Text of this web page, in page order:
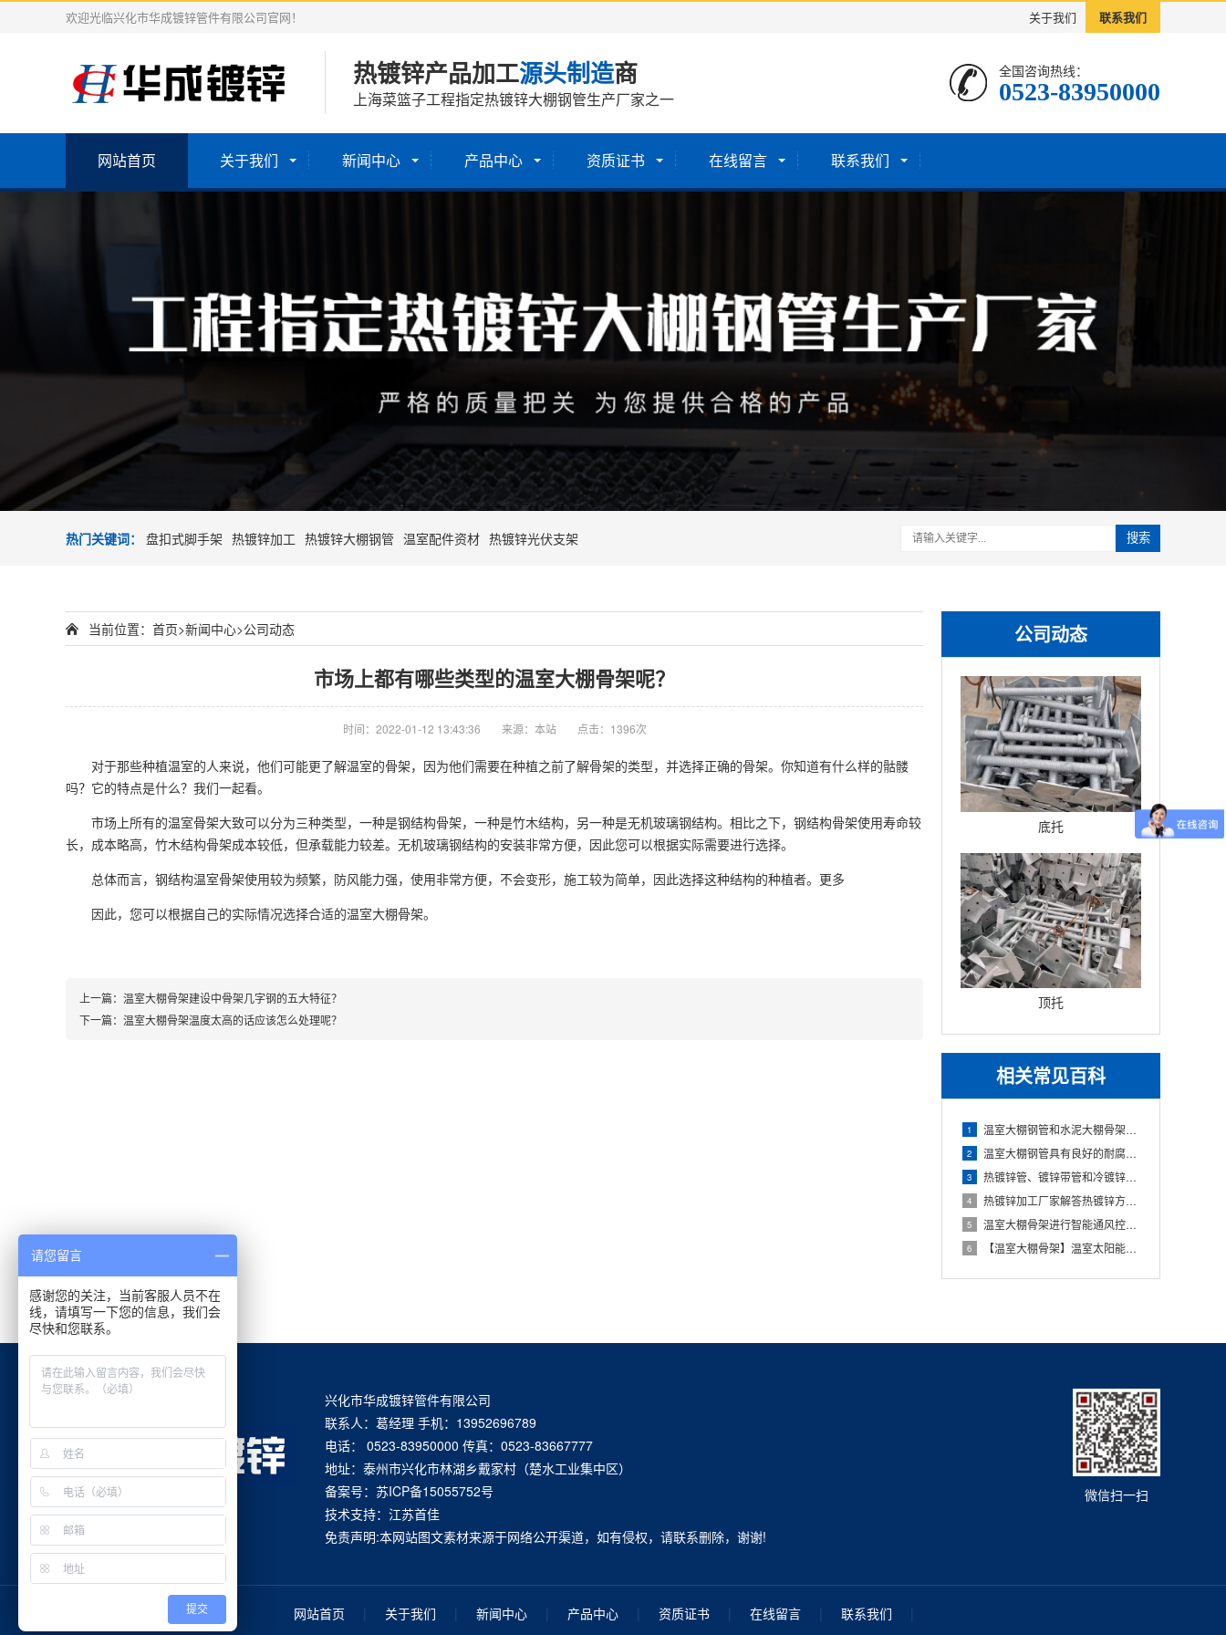
关于我们 联系我们
欢迎光临兴化市华成镀锌管件有限公司官网！
热镀锌产品加工源头制造商
上海菜篮子工程指定热镀锌大棚钢管生产厂家之一
全国咨询热线：
0523-83950000
网站首页 关于我们 新闻中心 产品中心 资质证书 在线留言 联系我们
热门关键词： 盘扣式脚手架 热镀锌加工 热镀锌大棚钢管 温室配件资材 热镀锌光伏支架 搜索
公司动态
底托
顶托
相关常见百科
1 温室大棚钢管和水泥大棚骨架对比
2 温室大棚钢管具有良好的耐腐蚀性
3 热镀锌管、镀锌带管和冷镀锌有什么不同?热镀锌加工厂家为你解答
4 热镀锌加工厂家解答热镀锌方管是什么?
5 温室大棚骨架进行智能通风控温机安装与使用信息技术
6 【温室大棚骨架】温室太阳能储存与利用技术
当前位置： 首页>新闻中心>公司动态
市场上都有哪些类型的温室大棚骨架呢？
时间：2022-01-12 13:43:36 来源：本站 点击：1396次
对于那些种植温室的人来说，他们可能更了解温室的骨架，因为他们需要在种植之前了解骨架的类型，并选择正确的骨架。你知道有什么样的骷髅
吗？它的特点是什么？我们一起看。
市场上所有的温室骨架大致可以分为三种类型，一种是钢结构骨架，一种是竹木结构，另一种是无机玻璃钢结构。相比之下，钢结构骨架使用寿命较
长，成本略高，竹木结构骨架成本较低，但承载能力较差。无机玻璃钢结构的安装非常方便，因此您可以根据实际需要进行选择。
总体而言，钢结构温室骨架使用较为频繁，防风能力强，使用非常方便，不会变形，施工较为简单，因此选择这种结构的种植者。更多
因此，您可以根据自己的实际情况选择合适的温室大棚骨架。
上一篇： 温室大棚骨架建设中骨架几字钢的五大特征？
下一篇： 温室大棚骨架温度太高的话应该怎么处理呢？
微信扫一扫
兴化市华成镀锌管件有限公司
联系人：葛经理 手机：13952696789
电话： 0523-83950000 传真：0523-83667777
地址：泰州市兴化市林湖乡戴家村（楚水工业集中区）
备案号： 苏ICP备15055752号
技术支持： 江苏首佳
免责声明:本网站图文素材来源于网络公开渠道，如有侵权，请联系删除，谢谢!
网站首页 | 关于我们 | 新闻中心 | 产品中心 | 资质证书 | 在线留言 | 联系我们 |
请您留言
感谢您的关注，当前客服人员不在
线，请填写一下您的信息，我们会
尽快和您联系。
提交